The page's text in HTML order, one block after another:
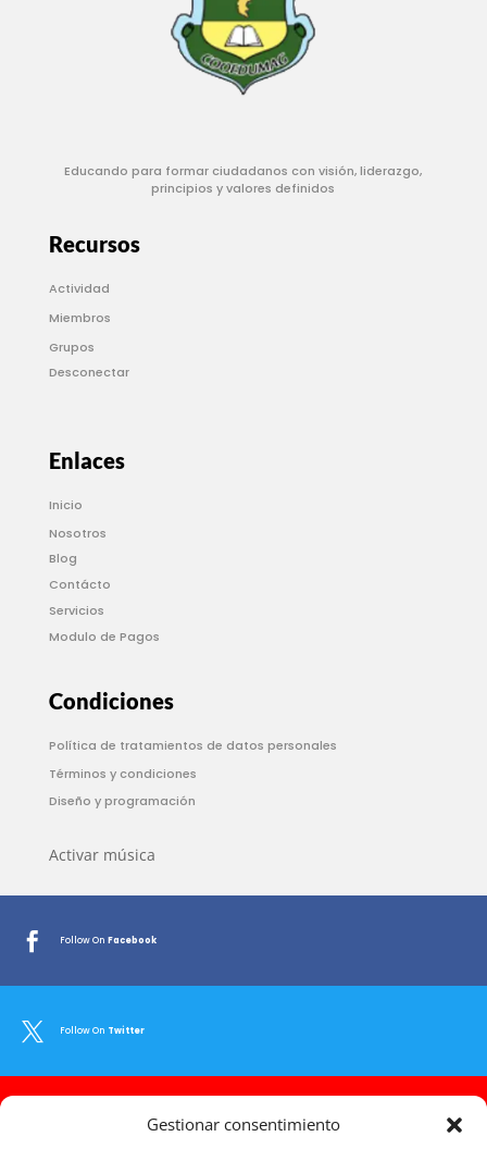
Gestionar consentimiento
Educando para formar ciudadanos con visión, liderazgo,
principios y valores definidos
Recursos
Actividad
Miembros
Grupos
Desconectar
Enlaces
Inicio
Nosotros
Blog
Contácto
Servicios
Modulo de Pagos
Condiciones
Política de tratamientos de datos personales
Términos y condiciones
Diseño y programación
Activar música
 Follow On Facebook
 Follow On Twitter
Youtube